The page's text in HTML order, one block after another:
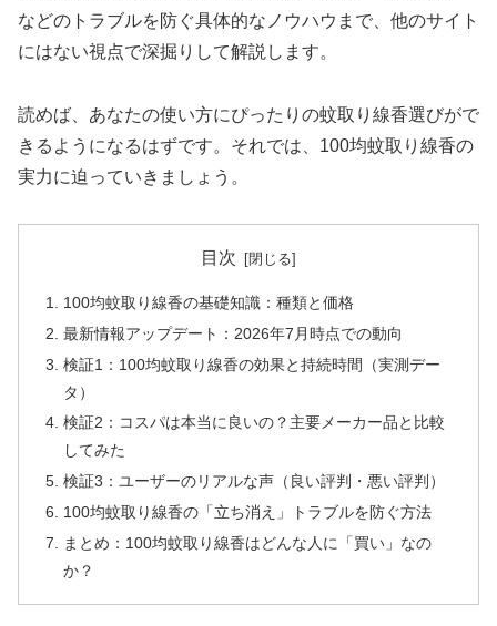
などのトラブルを防ぐ具体的なノウハウまで、他のサイト
にはない視点で深掘りして解説します。
読めば、あなたの使い方にぴったりの蚊取り線香選びがで
きるようになるはずです。それでは、100均蚊取り線香の
実力に迫っていきましょう。
目次
100均蚊取り線香の基礎知識：種類と価格
最新情報アップデート：2026年7月時点での動向
検証1：100均蚊取り線香の効果と持続時間（実測デー
タ）
検証2：コスパは本当に良いの？主要メーカー品と比較
してみた
検証3：ユーザーのリアルな声（良い評判・悪い評判）
100均蚊取り線香の「立ち消え」トラブルを防ぐ方法
まとめ：100均蚊取り線香はどんな人に「買い」なの
か？